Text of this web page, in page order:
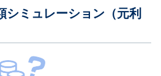
シミュレーション（元利